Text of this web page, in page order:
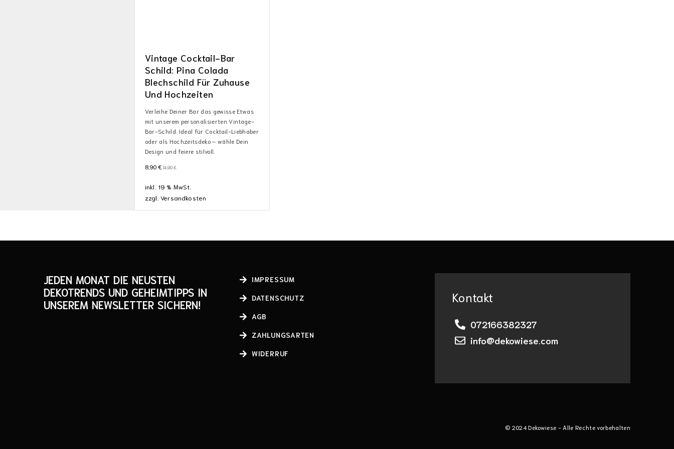
Vintage Cocktail-Bar
Schild: Pina Colada
Blechschild Für Zuhause
Und Hochzeiten
Verleihe Deiner Bar das gewisse Etwas
mit unserem personalisierten Vintage-
Bar-Schild. Ideal für Cocktail-Liebhaber
oder als Hochzeitsdeko – wähle Dein
Design und feiere stilvoll.
14,90€
8,90€
inkl. 19 % MwSt.
zzgl. Versandkosten
JEDEN MONAT DIE NEUSTEN
DEKOTRENDS UND GEHEIMTIPPS IN
UNSEREM NEWSLETTER SICHERN!
IMPRESSUM
DATENSCHUTZ
AGB
ZAHLUNGSARTEN
WIDERRUF
Kontakt
072166382327
info@dekowiese.com
© 2024 Dekowiese - Alle Rechte vorbehalten